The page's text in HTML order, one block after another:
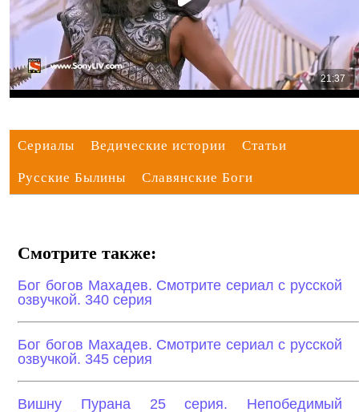
Сериалы Ведические истории Статьи
Русские Былины Славянские Боги
Смотрите также:
Бог богов Махадев. Смотрите сериал с русской
озвучкой. 340 серия
Бог богов Махадев. Смотрите сериал с русской
озвучкой. 345 серия
Вишну Пурана 25 серия. Непобедимый